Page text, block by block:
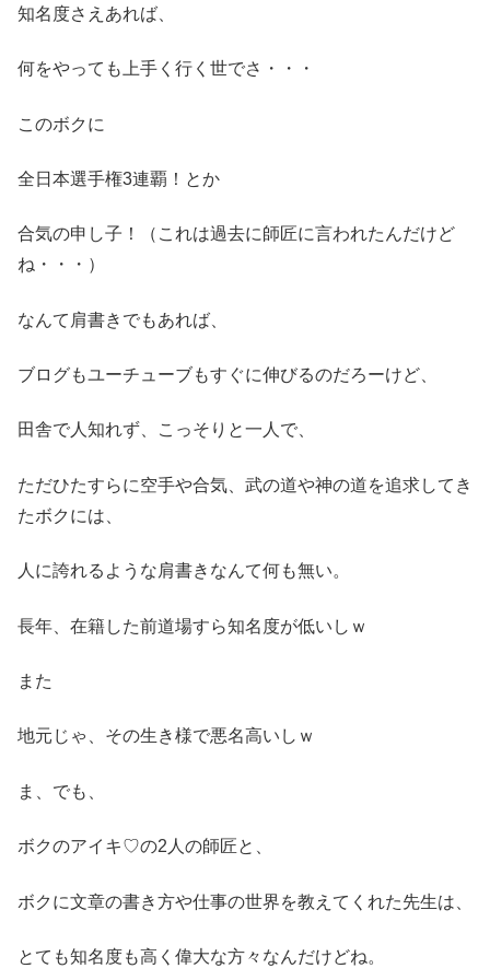
知名度さえあれば、
何をやっても上手く行く世でさ・・・
このボクに
全日本選手権3連覇！とか
合気の申し子！（これは過去に師匠に言われたんだけど
ね・・・）
なんて肩書きでもあれば、
ブログもユーチューブもすぐに伸びるのだろーけど、
田舎で人知れず、こっそりと一人で、
ただひたすらに空手や合気、武の道や神の道を追求してき
たボクには、
人に誇れるような肩書きなんて何も無い。
長年、在籍した前道場すら知名度が低いしｗ
また
地元じゃ、その生き様で悪名高いしｗ
ま、でも、
ボクのアイキ♡の2人の師匠と、
ボクに文章の書き方や仕事の世界を教えてくれた先生は、
とても知名度も高く偉大な方々なんだけどね。